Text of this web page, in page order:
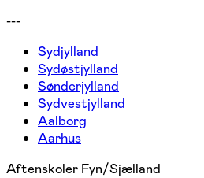
---
Sydjylland
Sydøstjylland
Sønderjylland
Sydvestjylland
Aalborg
Aarhus
Aftenskoler Fyn/Sjælland